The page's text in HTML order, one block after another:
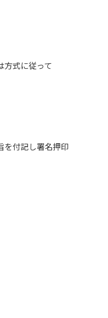
式に従って
記し署名押印